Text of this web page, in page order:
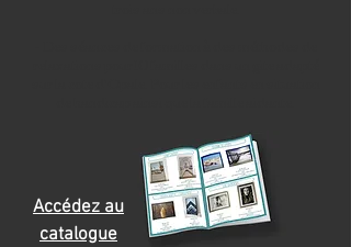
Accédez au
catalogue